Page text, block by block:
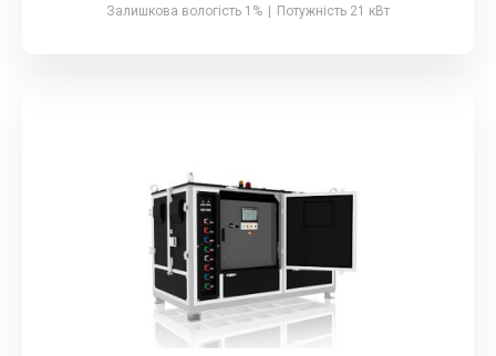
Залишкова вологість 1%
Потужність 21 кВт